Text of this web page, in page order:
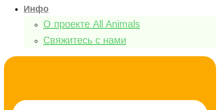
Инфо
О проекте All Animals
Свяжитесь с нами